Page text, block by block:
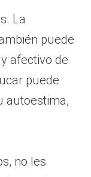
La
puede
afectivo de
puede
autoestima,
no les